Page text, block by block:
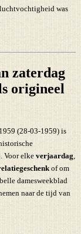
was
zaterdag
origineel
(28-03-1959) is
Voor elke verjaardag,
of om
damesweekblad
naar de tijd van